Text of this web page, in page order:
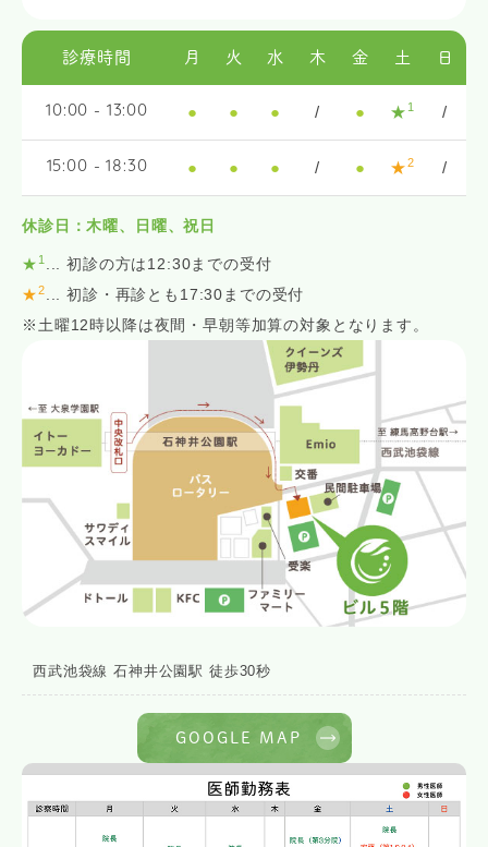
診療時間 月 火 水 木 金 土 日
10:00 - 13:00 ● ● ● / ● ★ 1 /
15:00 - 18:30 ● ● ● / ● ★2 /
休診日：木曜、日曜、祝日
★ 1
... 初診の方は12:30までの受付
★2
... 初診・再診とも17:30までの受付
※土曜12時以降は夜間・早朝等加算の対象となります。
西武池袋線 石神井公園駅 徒歩30秒
GOOGLE MAP